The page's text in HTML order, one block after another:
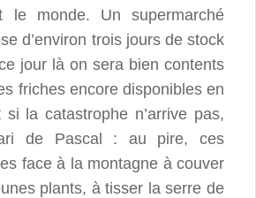
le monde. Un supermarché
d’environ trois jours de stock
jour là on sera bien contents
friches encore disponibles en
la catastrophe n’arrive pas,
de Pascal : au pire, ces
face à la montagne à couver
plants, à tisser la serre de